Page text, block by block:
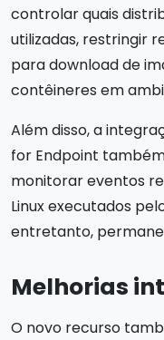
controlar quais
utilizadas, restringir
para download de
contêineres em
Além disso, a
for Endpoint
monitorar eventos
Linux executados
entretanto,
Melhorias
O novo recurso